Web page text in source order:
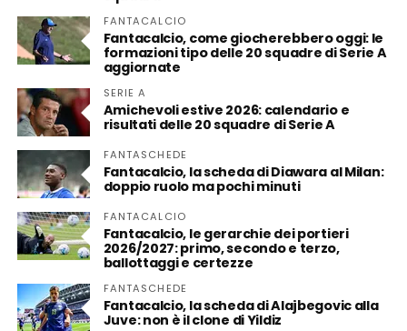
FANTACALCIO
Fantacalcio, come giocherebbero oggi: le
formazioni tipo delle 20 squadre di Serie A
aggiornate
SERIE A
Amichevoli estive 2026: calendario e
risultati delle 20 squadre di Serie A
FANTASCHEDE
Fantacalcio, la scheda di Diawara al Milan:
doppio ruolo ma pochi minuti
FANTACALCIO
Fantacalcio, le gerarchie dei portieri
2026/2027: primo, secondo e terzo,
ballottaggi e certezze
FANTASCHEDE
Fantacalcio, la scheda di Alajbegovic alla
Juve: non è il clone di Yildiz